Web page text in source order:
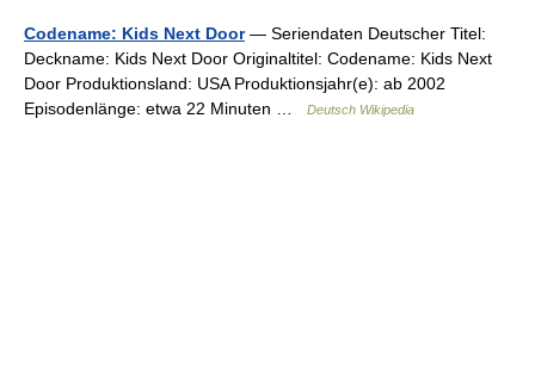
Codename: Kids Next Door— Seriendaten Deutscher Titel:
Deckname: Kids Next Door Originaltitel: Codename: Kids Next
Door Produktionsland: USA Produktionsjahr(e): ab 2002
Episodenlänge: etwa 22 Minuten …
Deutsch Wikipedia